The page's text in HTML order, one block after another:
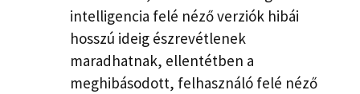
intelligencia felé néző verziók hibái
hosszú ideig észrevétlenek
maradhatnak, ellentétben a
meghibásodott, felhasználó felé néző